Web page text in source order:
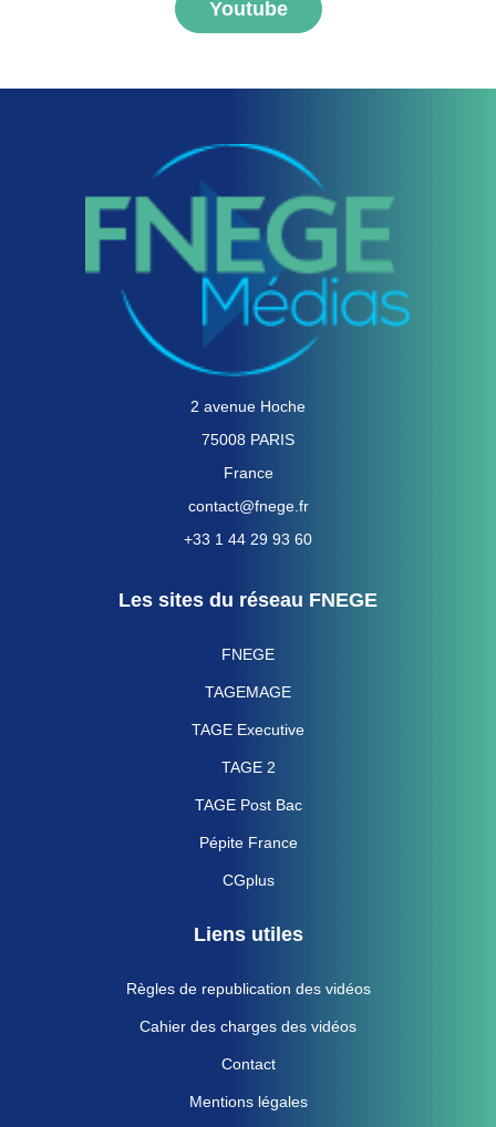
Youtube
2 avenue Hoche
75008 PARIS
France
contact@fnege.fr
+33 1 44 29 93 60
Les sites du réseau FNEGE
FNEGE
TAGEMAGE
TAGE Executive
TAGE 2
TAGE Post Bac
Pépite France
CGplus
Liens utiles
Règles de republication des vidéos
Cahier des charges des vidéos
Contact
Mentions légales